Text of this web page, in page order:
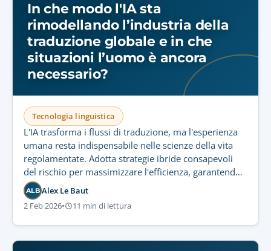
In che modo l'IA sta
rimodellando l’industria della
traduzione globale e in che
situazioni l’uomo è ancora
necessario?
Tecnologia linguistica
L'IA trasforma i flussi di traduzione, ma l'esperienza
umana resta indispensabile nelle scienze della vita
regolamentate. Adotta strategie ibride consapevoli
del rischio per massimizzare l'efficienza, garantendo
conformità rigorosa e sicurezza del paziente.
ALB Alex Le Baut
2 Feb 2026• 11 min di lettura